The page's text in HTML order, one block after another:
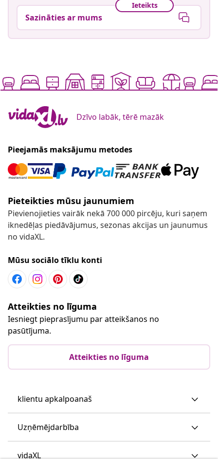
Ieteikts
Sazināties ar mums
Dzīvo labāk, tērē mazāk
Pieejamās maksājumu metodes
Pieteikties mūsu jaunumiem
Pievienojieties vairāk nekā 700 000 pircēju, kuri saņem
iknedēļas piedāvājumus, sezonas akcijas un jaunumus
no vidaXL.
Mūsu sociālo tīklu konti
Atteikties no līguma
Iesniegt pieprasījumu par atteikšanos no
pasūtījuma.
Atteikties no līguma
klientu apkalpoanaš
Uzņēmējdarbība
vidaXL